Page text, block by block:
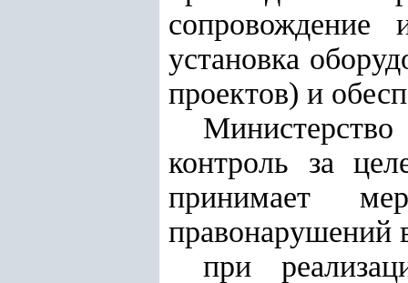
сопровождение
установка
проектов) и
контроль за
принимает
правонарушений
при